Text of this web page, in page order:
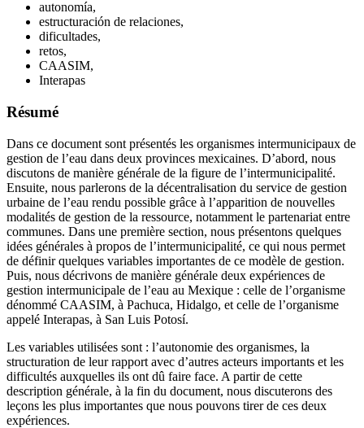
autonomía,
estructuración de relaciones,
dificultades,
retos,
CAASIM,
Interapas
Résumé
Dans ce document sont présentés les organismes intermunicipaux de
gestion de l’eau dans deux provinces mexicaines. D’abord, nous
discutons de manière générale de la figure de l’intermunicipalité.
Ensuite, nous parlerons de la décentralisation du service de gestion
urbaine de l’eau rendu possible grâce à l’apparition de nouvelles
modalités de gestion de la ressource, notamment le partenariat entre
communes. Dans une première section, nous présentons quelques
idées générales à propos de l’intermunicipalité, ce qui nous permet
de définir quelques variables importantes de ce modèle de gestion.
Puis, nous décrivons de manière générale deux expériences de
gestion intermunicipale de l’eau au Mexique : celle de l’organisme
dénommé CAASIM, à Pachuca, Hidalgo, et celle de l’organisme
appelé Interapas, à San Luis Potosí.
Les variables utilisées sont : l’autonomie des organismes, la
structuration de leur rapport avec d’autres acteurs importants et les
difficultés auxquelles ils ont dû faire face. A partir de cette
description générale, à la fin du document, nous discuterons des
leçons les plus importantes que nous pouvons tirer de ces deux
expériences.